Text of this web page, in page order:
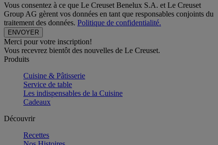
Vous consentez à ce que Le Creuset Benelux S.A. et Le Creuset
Group AG gèrent vos données en tant que responsables conjoints du
traitement des données. Politique de confidentialité.
Merci pour votre inscription!
Vous recevrez bientôt des nouvelles de Le Creuset.
Produits
Cuisine & Pâtisserie
Service de table
Les indispensables de la Cuisine
Cadeaux
Découvrir
Recettes